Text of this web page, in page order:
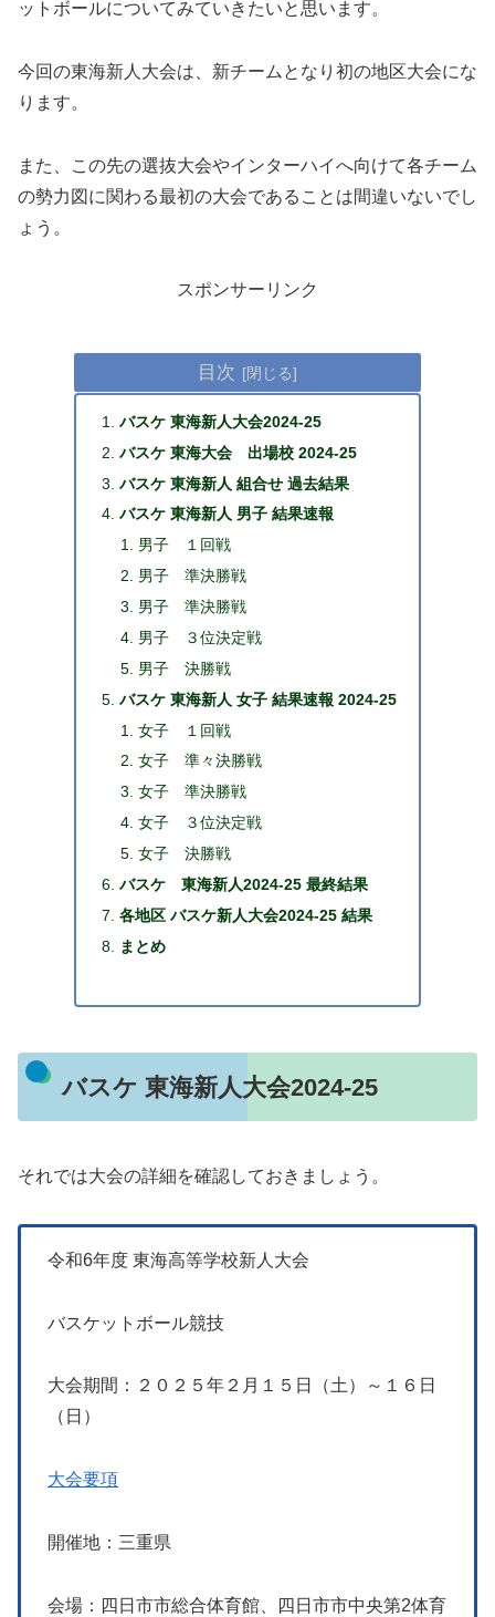
ットボールについてみていきたいと思います。
今回の東海新人大会は、新チームとなり初の地区大会にな
ります。
また、この先の選抜大会やインターハイへ向けて各チーム
の勢力図に関わる最初の大会であることは間違いないでし
ょう。
スポンサーリンク
目次
バスケ 東海新人大会2024-25
バスケ 東海大会 出場校 2024-25
バスケ 東海新人 組合せ 過去結果
バスケ 東海新人 男子 結果速報
男子 １回戦
男子 準決勝戦
男子 準決勝戦
男子 ３位決定戦
男子 決勝戦
バスケ 東海新人 女子 結果速報 2024-25
女子 １回戦
女子 準々決勝戦
女子 準決勝戦
女子 ３位決定戦
女子 決勝戦
バスケ 東海新人2024-25 最終結果
各地区 バスケ新人大会2024-25 結果
まとめ
バスケ 東海新人大会2024-25
それでは大会の詳細を確認しておきましょう。
令和6年度 東海高等学校新人大会
バスケットボール競技
大会期間：２０２５年２月１５日（土）～１６日
（日）
大会要項
開催地：三重県
会場：四日市市総合体育館、四日市市中央第2体育